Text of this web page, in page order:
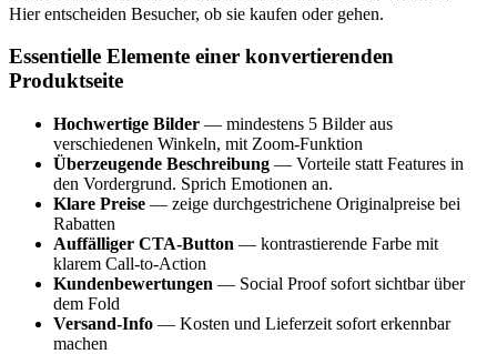
Hier entscheiden Besucher, ob sie kaufen oder gehen.
Essentielle Elemente einer konvertierenden
Produktseite
Hochwertige Bilder — mindestens 5 Bilder aus
verschiedenen Winkeln, mit Zoom-Funktion
Überzeugende Beschreibung — Vorteile statt Features in
den Vordergrund. Sprich Emotionen an.
Klare Preise — zeige durchgestrichene Originalpreise bei
Rabatten
Auffälliger CTA-Button — kontrastierende Farbe mit
klarem Call-to-Action
Kundenbewertungen — Social Proof sofort sichtbar über
dem Fold
Versand-Info — Kosten und Lieferzeit sofort erkennbar
machen